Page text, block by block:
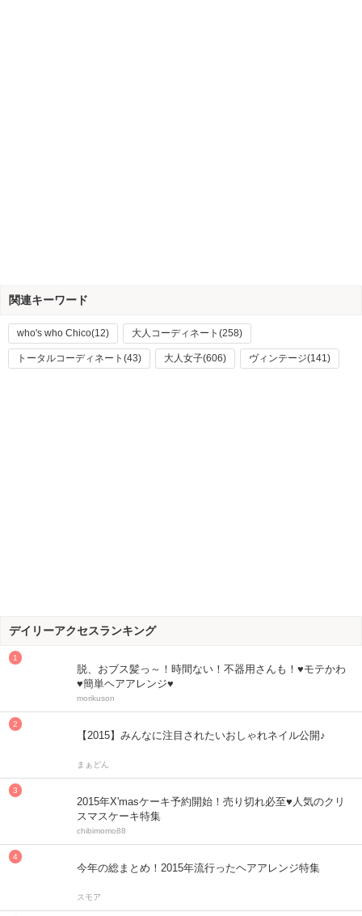
関連キーワード
who's who Chico(12) 大人コーディネート(258)
トータルコーディネート(43) 大人女子(606) ヴィンテージ(141)
デイリーアクセスランキング
脱、おブス髪っ～！時間ない！不器用さんも！♥モテかわ
♥簡単ヘアアレンジ♥
morikuson
【2015】みんなに注目されたいおしゃれネイル公開♪
まぁどん
2015年X'masケーキ予約開始！売り切れ必至♥人気のクリ
スマスケーキ特集
chibimomo88
今年の総まとめ！2015年流行ったヘアアレンジ特集
スモア